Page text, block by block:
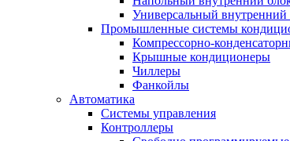
Универсальный внутренний
Промышленные системы
Компрессорно-
Крышные кондиционеры
Чиллеры
Фанкойлы
Автоматика
Системы управления
Контроллеры